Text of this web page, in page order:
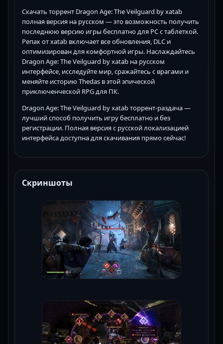
Скачать торрент Dragon Age: The Veilguard by xatab
полная версия на русском — это возможность получить
последнюю версию игры бесплатно для PC с таблеткой.
Репак от xatab включает все обновления, DLC и
оптимизирован для комфортной игры. Наслаждайтесь
Dragon Age: The Veilguard by xatab на русском
интерфейсе, исследуйте мир, сражайтесь с врагами и
меняйте историю Thedas в этой эпической
приключенческой RPG для ПК.
Dragon Age: The Veilguard by xatab торрент-раздача —
лучший способ получить игру бесплатно и без
регистрации. Полная версия с русской локализацией
интерфейса доступна для скачивания прямо сейчас!
Скриншоты